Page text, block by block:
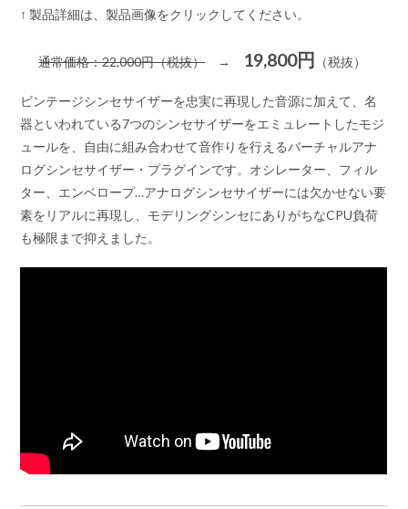
↑ 製品詳細は、製品画像をクリックしてください。
通常価格：22,000円（税抜）→ 19,800円 （税抜）
ビンテージシンセサイザーを忠実に再現した音源に加えて、名
器といわれている7つのシンセサイザーをエミュレートしたモジ
ュールを、自由に組み合わせて音作りを行えるバーチャルアナ
ログシンセサイザー・プラグインです。オシレーター、フィル
ター、エンベロープ…アナログシンセサイザーには欠かせない要
素をリアルに再現し、モデリングシンセにありがちなCPU負荷
も極限まで抑えました。